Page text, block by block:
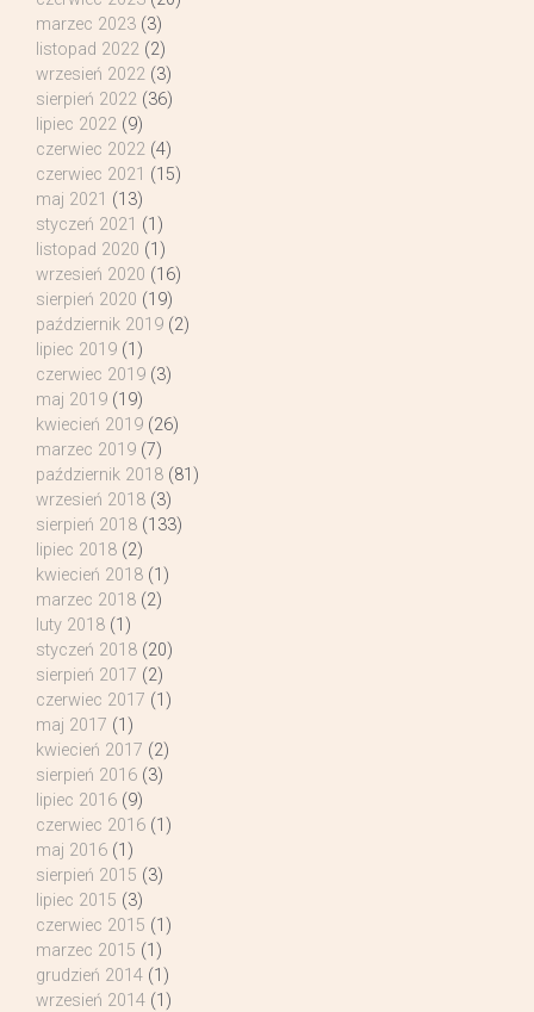
marzec 2023 (3)
listopad 2022 (2)
wrzesień 2022 (3)
sierpień 2022 (36)
lipiec 2022 (9)
czerwiec 2022 (4)
czerwiec 2021 (15)
maj 2021 (13)
styczeń 2021 (1)
listopad 2020 (1)
wrzesień 2020 (16)
sierpień 2020 (19)
październik 2019 (2)
lipiec 2019 (1)
czerwiec 2019 (3)
maj 2019 (19)
kwiecień 2019 (26)
marzec 2019 (7)
październik 2018 (81)
wrzesień 2018 (3)
sierpień 2018 (133)
lipiec 2018 (2)
kwiecień 2018 (1)
marzec 2018 (2)
luty 2018 (1)
styczeń 2018 (20)
sierpień 2017 (2)
czerwiec 2017 (1)
maj 2017 (1)
kwiecień 2017 (2)
sierpień 2016 (3)
lipiec 2016 (9)
czerwiec 2016 (1)
maj 2016 (1)
sierpień 2015 (3)
lipiec 2015 (3)
czerwiec 2015 (1)
marzec 2015 (1)
grudzień 2014 (1)
wrzesień 2014 (1)